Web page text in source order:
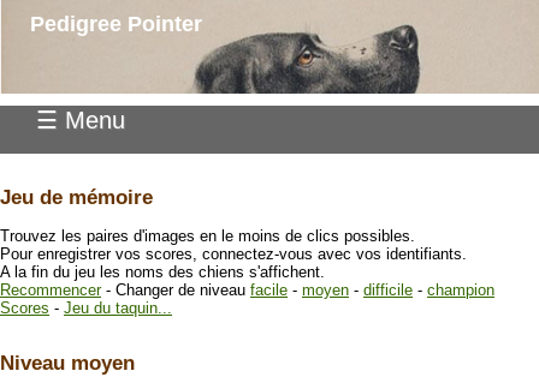
Pedigree Pointer
☰ Menu
Jeu de mémoire
Trouvez les paires d'images en le moins de clics possibles.
Pour enregistrer vos scores, connectez-vous avec vos identifiants.
A la fin du jeu les noms des chiens s'affichent.
Recommencer- Changer de niveau facile - moyen - difficile - champion
Scores - Jeu du taquin...
Niveau moyen